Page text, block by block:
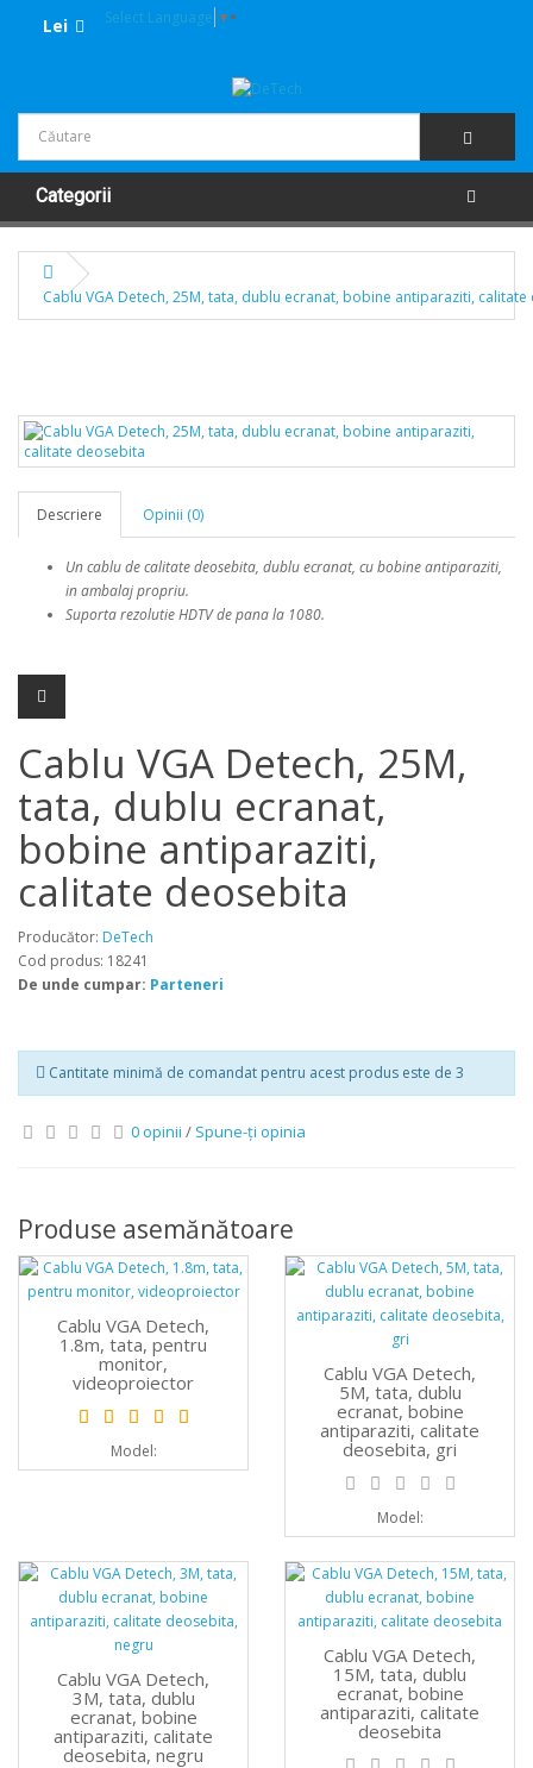
Lei Select Language ▼
Categorii
Cablu VGA Detech, 25M, tata, dublu ecranat, bobine antiparaziti,
Descriere Opinii (0)
Un cablu de calitate deosebita, dublu ecranat, cu bobine antiparaziti,
in ambalaj propriu.
Suportarezolutie HDTV de pana la 1080.
Cablu VGA Detech, 25M,
tata, dublu ecranat,
bobine antiparaziti,
calitate deosebita
Producător: DeTech
Cod produs: 18241
De unde cumpar: Parteneri
Cantitate minimă de comandat pentru acest produs este de 3
0 opinii / Spune-ţi opinia
Produse asemănătoare
Cablu VGA Detech,
1.8m, tata, pentru
monitor,
videoproiector
Model:
Cablu VGA Detech,
5M, tata, dublu
ecranat, bobine
antiparaziti, calitate
deosebita, gri
Model:
Cablu VGA Detech,
3M, tata, dublu
ecranat, bobine
antiparaziti, calitate
deosebita, negru
Cablu VGA Detech,
15M, tata, dublu
ecranat, bobine
antiparaziti, calitate
deosebita